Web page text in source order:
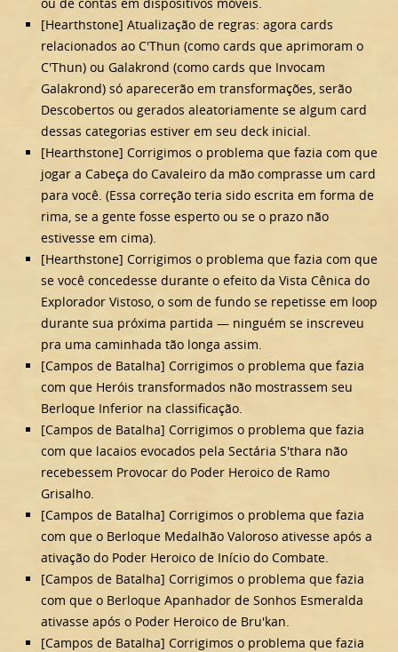
[Hearthstone] Atualização de regras: agora cards
relacionados ao C'Thun (como cards que aprimoram o
C'Thun) ou Galakrond (como cards que Invocam
Galakrond) só aparecerão em transformações, serão
Descobertos ou gerados aleatoriamente se algum card
dessas categorias estiver em seu deck inicial.
[Hearthstone] Corrigimos o problema que fazia com que
jogar a Cabeça do Cavaleiro da mão comprasse um card
para você. (Essa correção teria sido escrita em forma de
rima, se a gente fosse esperto ou se o prazo não
estivesse em cima).
[Hearthstone] Corrigimos o problema que fazia com que
se você concedesse durante o efeito da Vista Cênica do
Explorador Vistoso, o som de fundo se repetisse em loop
durante sua próxima partida — ninguém se inscreveu
pra uma caminhada tão longa assim.
[Campos de Batalha] Corrigimos o problema que fazia
com que Heróis transformados não mostrassem seu
Berloque Inferior na classificação.
[Campos de Batalha] Corrigimos o problema que fazia
com que lacaios evocados pela Sectária S'thara não
recebessem Provocar do Poder Heroico de Ramo
Grisalho.
[Campos de Batalha] Corrigimos o problema que fazia
com que o Berloque Medalhão Valoroso ativesse após a
ativação do Poder Heroico de Início do Combate.
[Campos de Batalha] Corrigimos o problema que fazia
com que o Berloque Apanhador de Sonhos Esmeralda
ativasse após o Poder Heroico de Bru'kan.
[Campos de Batalha] Corrigimos o problema que fazia